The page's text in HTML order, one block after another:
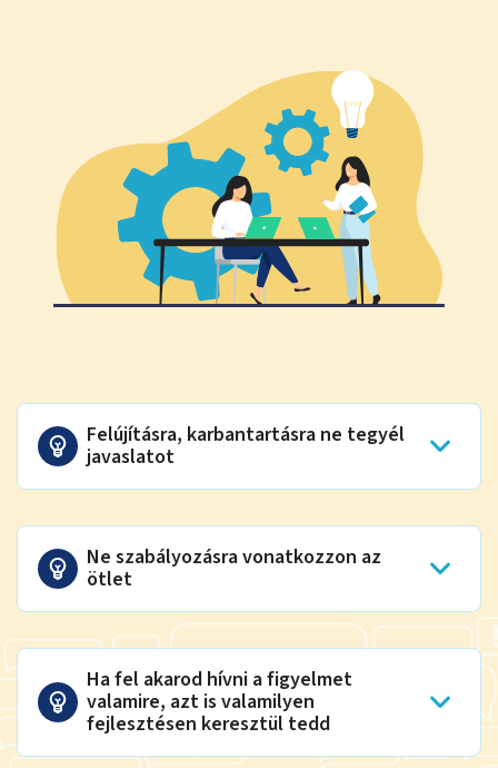
Felújításra, karbantartásra ne tegyél
javaslatot
Ne szabályozásra vonatkozzon az
ötlet
Ha fel akarod hívni a figyelmet
valamire, azt is valamilyen
fejlesztésen keresztül tedd